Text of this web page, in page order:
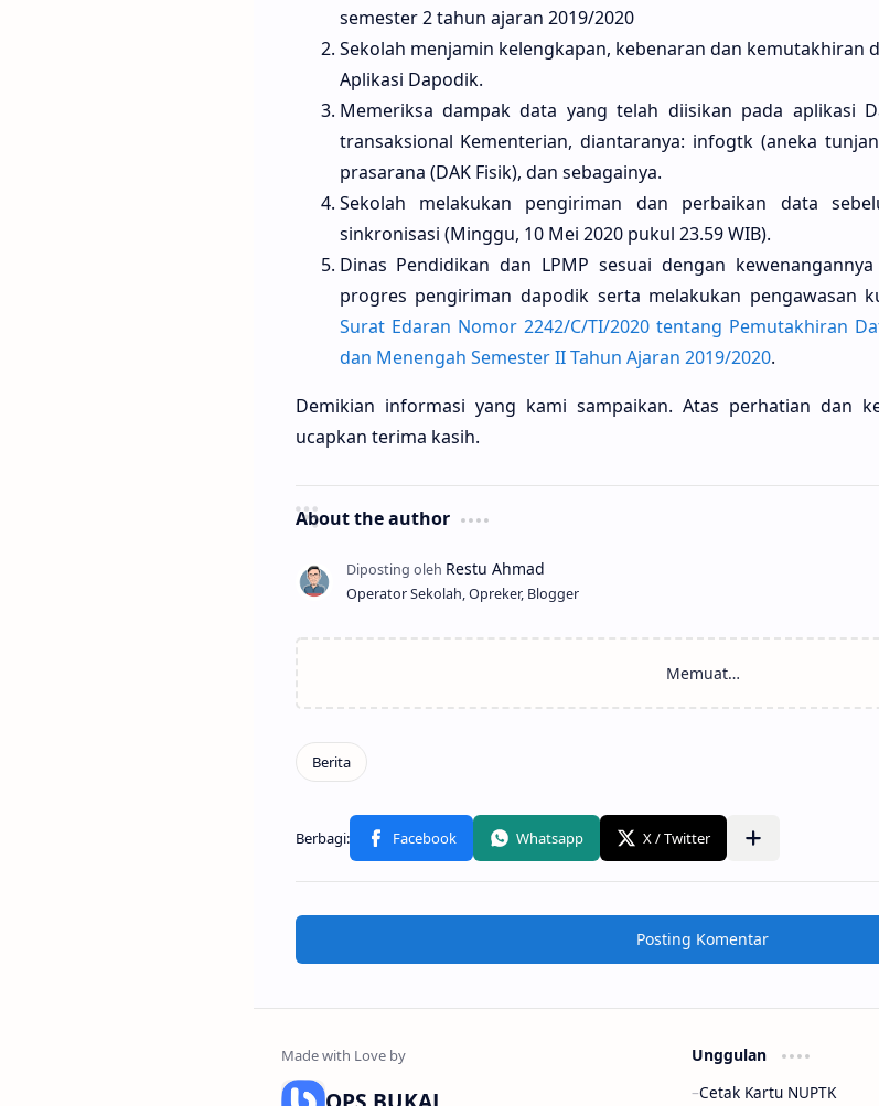
semester 2 tahun ajaran 2019/2020
Sekolah menjamin kelengkapan, kebenaran dan kemutakhiran
Aplikasi Dapodik.
Memeriksa dampak data yang telah diisikan pada aplikasi
transaksional Kementerian, diantaranya: infogtk (aneka
prasarana (DAK Fisik), dan sebagainya.
Sekolah melakukan pengiriman dan perbaikan data
sinkronisasi (Minggu, 10 Mei 2020 pukul 23.59 WIB).
Dinas Pendidikan dan LPMP sesuai dengan
progres pengiriman dapodik serta melakukan pengawasan
Surat Edaran Nomor 2242/C/TI/2020 tentang Pemutakhiran
dan Menengah Semester II Tahun Ajaran 2019/2020.
Demikian informasi yang kami sampaikan. Atas perhatian dan
ucapkan terima kasih.
About the author
Operator Sekolah, Opreker, Blogger
Posting Komentar
Unggulan
Cetak Kartu NUPTK